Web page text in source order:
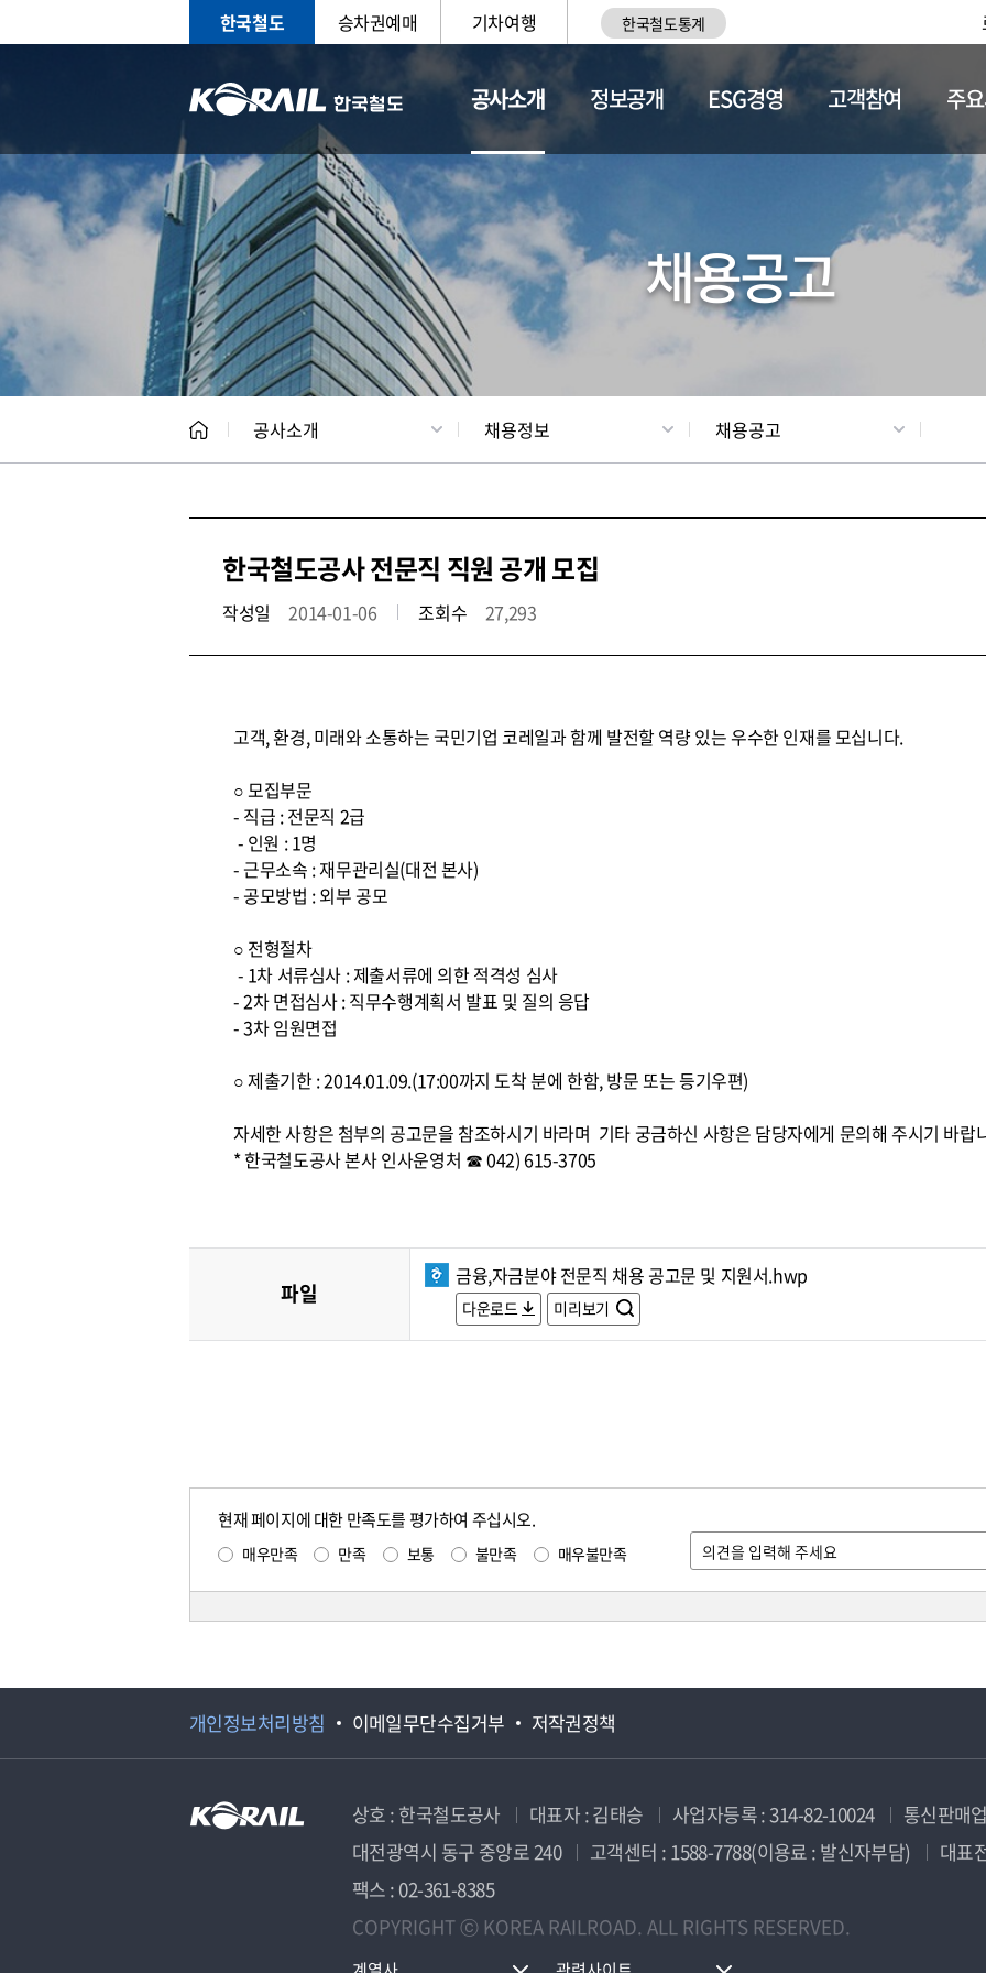
한국철도 승차권예매 기차여행 한국철도통계
공사소개
CEO 일반현황 채용정보
정보공개 ESG경영 고객참여 주
채용공고
공사소개 채용정보 채용공고
한국철도공사 전문직 직원 공개 모집
작성일 2014-01-06 조회수 27,293
고객, 환경, 미래와 소통하는 국민기업 코레일과 함께 발전할 역량 있는 우수한 인재를 모십니다.
○ 모집부문
- 직급 : 전문직 2급
- 인원 : 1명
- 근무소속 : 재무관리실(대전 본사)
- 공모방법 : 외부 공모
○ 전형절차
- 1차 서류심사 : 제출서류에 의한 적격성 심사
- 2차 면접심사 : 직무수행계획서 발표 및 질의 응답
- 3차 임원면접
○ 제출기한 : 2014.01.09.(17:00까지 도착 분에 한함, 방문 또는 등기우편)
자세한 사항은 첨부의 공고문을 참조하시기 바라며 기타 궁금하신 사항은 담당자에게 문의해 주시기 바랍
* 한국철도공사 본사 인사운영처 ☎ 042) 615-3705
파일
금융,자금분야 전문직 채용 공고문 및 지원서.hwp
다운로드 미리보기
현재 페이지에 대한 만족도를 평가하여 주십시오.
매우만족 만족 보통 불만족 매우불만족
개인정보처리방침 이메일무단수집거부 저작권정책
상호 : 한국철도공사 대표자 : 김태승 사업자등록 : 314-82-10024
통신판매
대전광역시 동구 중앙로 240
고객센터 : 1588-7788(이용료 : 발신자부담)
대표
팩스 : 02-361-8385
COPYRIGHT ⓒ KOREA RAILROAD. ALL RIGHTS RESERVED.